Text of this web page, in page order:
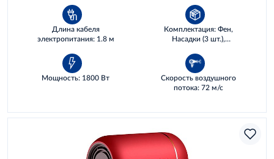
Длина кабеля
электропитания: 1.8 м
Комплектация: Фен,
Насадки (3 шт.),
Мощность: 1800 Вт
Скорость воздушного
потока: 72 м/с